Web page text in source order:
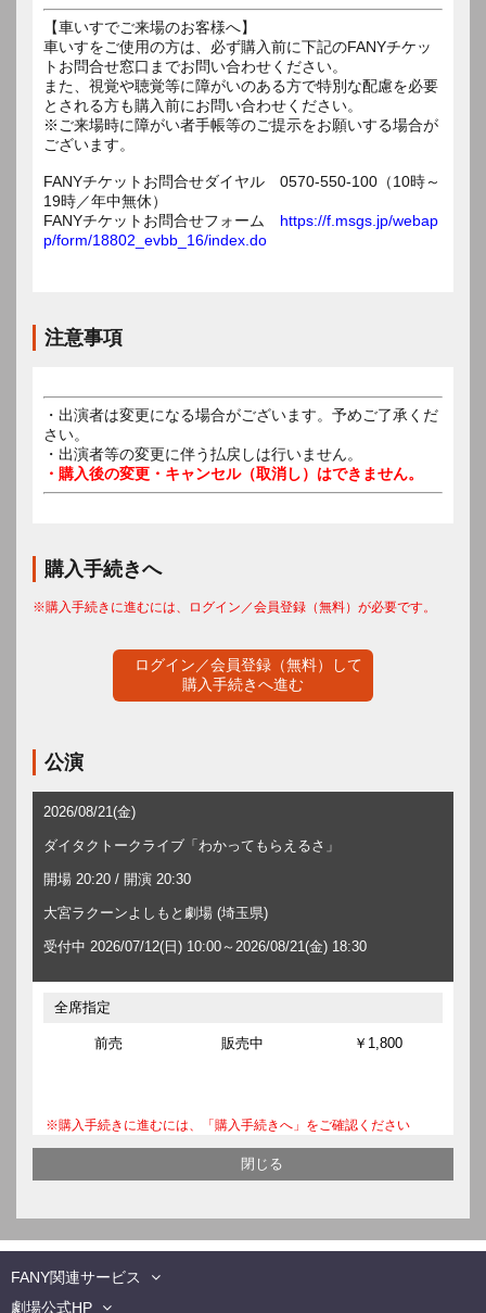
【車いすでご来場のお客様へ】
車いすをご使用の方は、必ず購入前に下記のFANYチケッ
トお問合せ窓口までお問い合わせください。
また、視覚や聴覚等に障がいのある方で特別な配慮を必要
とされる方も購入前にお問い合わせください。
※ご来場時に障がい者手帳等のご提示をお願いする場合が
ございます。
FANYチケットお問合せダイヤル 0570-550-100（10時～
19時／年中無休）
FANYチケットお問合せフォーム https://f.msgs.jp/webap
p/form/18802_evbb_16/index.do
注意事項
・出演者は変更になる場合がございます。予めご了承くだ
さい。
・出演者等の変更に伴う払戻しは行いません。
・購入後の変更・キャンセル（取消し）はできません。
購入手続きへ
※購入手続きに進むには、ログイン／会員登録（無料）が必要です。
ログイン／会員登録（無料）して
購入手続きへ進む
公演
2026/08/21(金)
ダイタクトークライブ「わかってもらえるさ」
開場 20:20 / 開演 20:30
大宮ラクーンよしもと劇場 (埼玉県)
受付中 2026/07/12(日) 10:00～2026/08/21(金) 18:30
全席指定
前売 販売中 ￥1,800
※購入手続きに進むには、「購入手続きへ」をご確認ください
FANY関連サービス
劇場公式HP